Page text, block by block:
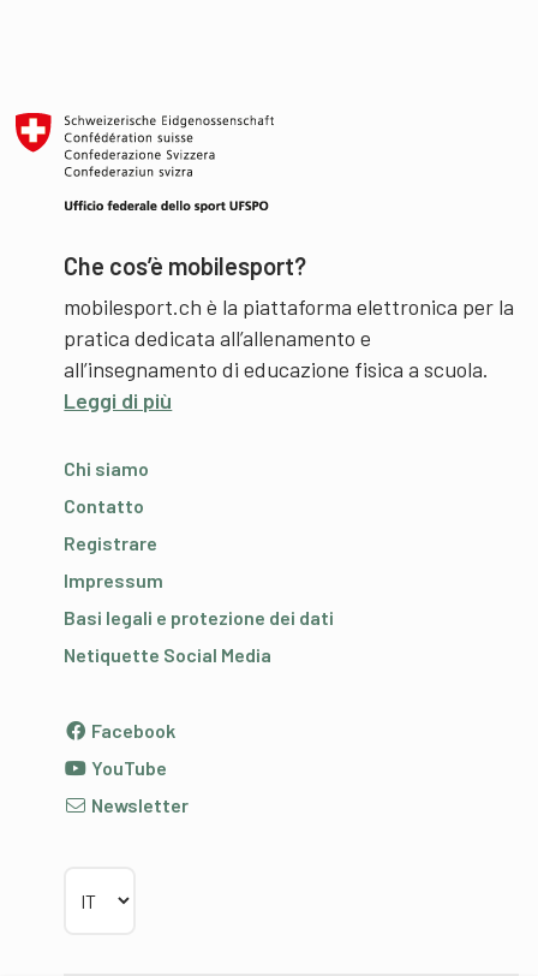
Che cos’è mobilesport?
mobilesport.ch è la piattaforma elettronica per la
pratica dedicata all’allenamento e
all’insegnamento di educazione fisica a scuola.
Leggi di più
Chi siamo
Contatto
Registrare
Impressum
Basi legali e protezione dei dati
Netiquette Social Media
Facebook
YouTube
Newsletter